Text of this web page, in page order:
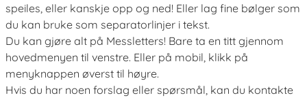
speiles, eller kanskje opp og ned! Eller lag fine bølger som
du kan bruke som separatorlinjer i tekst.
Du kan gjøre alt på Messletters! Bare ta en titt gjennom
hovedmenyen til venstre. Eller på mobil, klikk på
menyknappen øverst til høyre.
Hvis du har noen forslag eller spørsmål, kan du kontakte